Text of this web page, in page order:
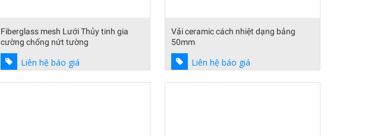
Fiberglass mesh Lưới Thủy tinh gia
cường chống nứt tường
Liên hệ báo giá
Vải ceramic cách nhiệt dạng bảng
50mm
Liên hệ báo giá